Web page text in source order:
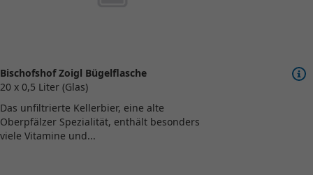
Bischofshof Zoigl Bügelflasche
20 x 0,5 Liter (Glas)
Das unfiltrierte Kellerbier, eine alte
Oberpfälzer Spezialität, enthält besonders
viele Vitamine und...